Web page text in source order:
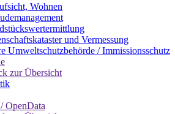
Wohnen
und Vermessung
Umweltschutzbehörde / Immissionsschutz
zur Übersicht
OpenData